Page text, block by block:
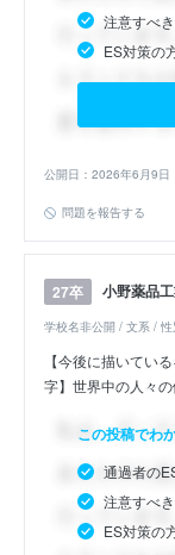
注意すべ
ES対策の
公開日：2026年6月9日
問題を報告する
27卒 小野薬品
学校名非公開 / 文系 /
【今後に描いてい
字】世界中の人々
この投稿でわ
通過者の
注意すべ
ES対策の